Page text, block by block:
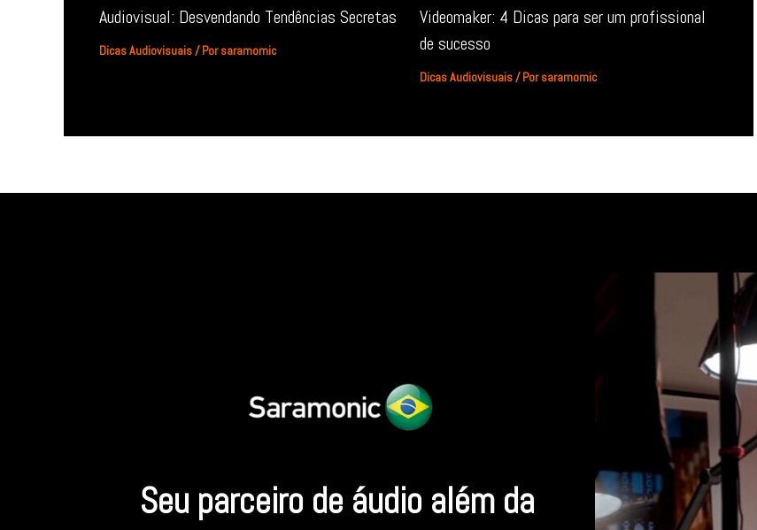
Audiovisual: Desvendando Tendências Secretas
Dicas Audiovisuais/ Porsaramomic
Videomaker: 4 Dicas para ser um profissional
de sucesso
Dicas Audiovisuais/ Porsaramomic
Seu parceiro de áudio além da